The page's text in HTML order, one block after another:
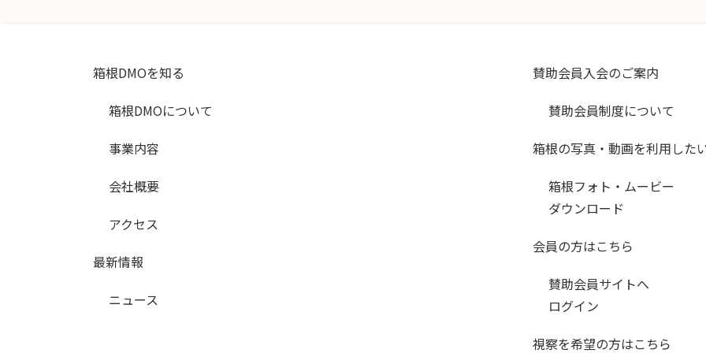
箱根DMOを知る
箱根DMOについて
事業内容
会社概要
アクセス
最新情報
ニュース
賛助会員入会のご案内
賛助会員制度について
箱根の写真・動画を利用した
箱根フォト・ムービー
ダウンロード
会員の方はこちら
賛助会員サイトへ
ログイン
視察を希望の方はこちら